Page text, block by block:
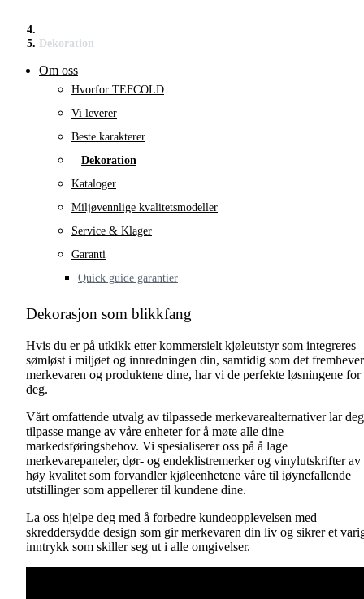
Dekoration
Om oss
Hvorfor TEFCOLD
Vi leverer
Beste karakterer
Dekoration
Kataloger
Miljøvennlige kvalitetsmodeller
Service & Klager
Garanti
Quick guide garantier
Dekorasjon som blikkfang
Hvis du er på utkikk etter kommersielt kjøleutstyr som integreres
sømløst i miljøet og innredningen din, samtidig som det fremhever
merkevaren og produktene dine, har vi de perfekte løsningene for
deg.
Vårt omfattende utvalg av tilpassede merkevarealternativer lar deg
tilpasse mange av våre enheter for å møte alle dine
markedsføringsbehov. Vi spesialiserer oss på å lage
merkevarepaneler, dør- og endeklistremerker og vinylutskrifter av
høy kvalitet som forvandler kjøleenhetene våre til iøynefallende
utstillinger som appellerer til kundene dine.
La oss hjelpe deg med å forbedre kundeopplevelsen med
skreddersydde design som gir merkevaren din liv og sikrer et
inntrykk som skiller seg ut i alle omgivelser.